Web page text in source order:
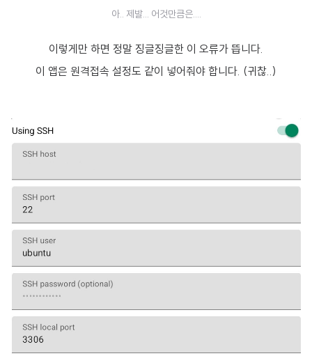
아.. 제발... 어것만큼은....
이렇게만 하면 정말 징글징글한 이 오류가 뜹니다.
이 앱은 원격접속 설정도 같이 넣어줘야 합니다. (귀찮..)